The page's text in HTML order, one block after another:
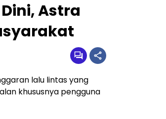
Astra
lalu lintas yang
khususnya pengguna